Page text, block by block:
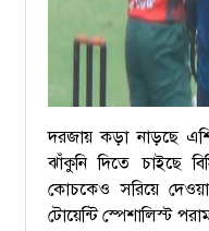
দরজায় কড়া নাড়ছে
ঝাঁকুনি দিতে চাইছে
কোচকেও সরিয়ে
টোয়েন্টি স্পেশালিস্ট